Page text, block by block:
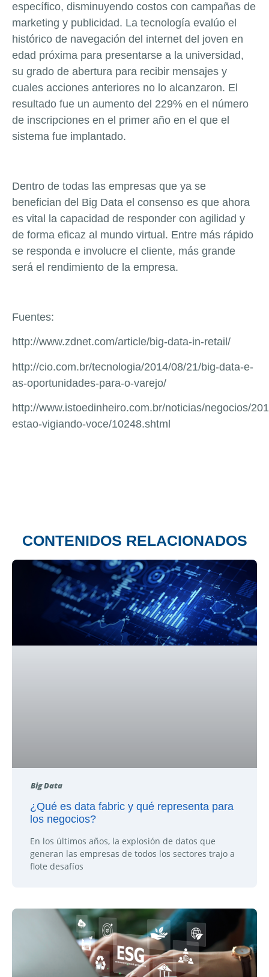
específico, disminuyendo costos con campañas de
marketing y publicidad. La tecnología evalúo el
histórico de navegación del internet del joven en
edad próxima para presentarse a la universidad,
su grado de abertura para recibir mensajes y
cuales acciones anteriores no lo alcanzaron. El
resultado fue un aumento del 229% en el número
de inscripciones en el primer año en el que el
sistema fue implantado.
Dentro de todas las empresas que ya se
benefician del Big Data el consenso es que ahora
es vital la capacidad de responder con agilidad y
de forma eficaz al mundo virtual. Entre más rápido
se responda e involucre el cliente, más grande
será el rendimiento de la empresa.
Fuentes:
http://www.zdnet.com/article/big-data-in-retail/
http://cio.com.br/tecnologia/2014/08/21/big-data-e-
as-oportunidades-para-o-varejo/
http://www.istoedinheiro.com.br/noticias/negocios/
estao-vigiando-voce/10248.shtml
CONTENIDOS RELACIONADOS
Big Data
¿Qué es data fabric y qué representa para
los negocios?
En los últimos años, la explosión de datos que
generan las empresas de todos los sectores trajo a
flote desafíos